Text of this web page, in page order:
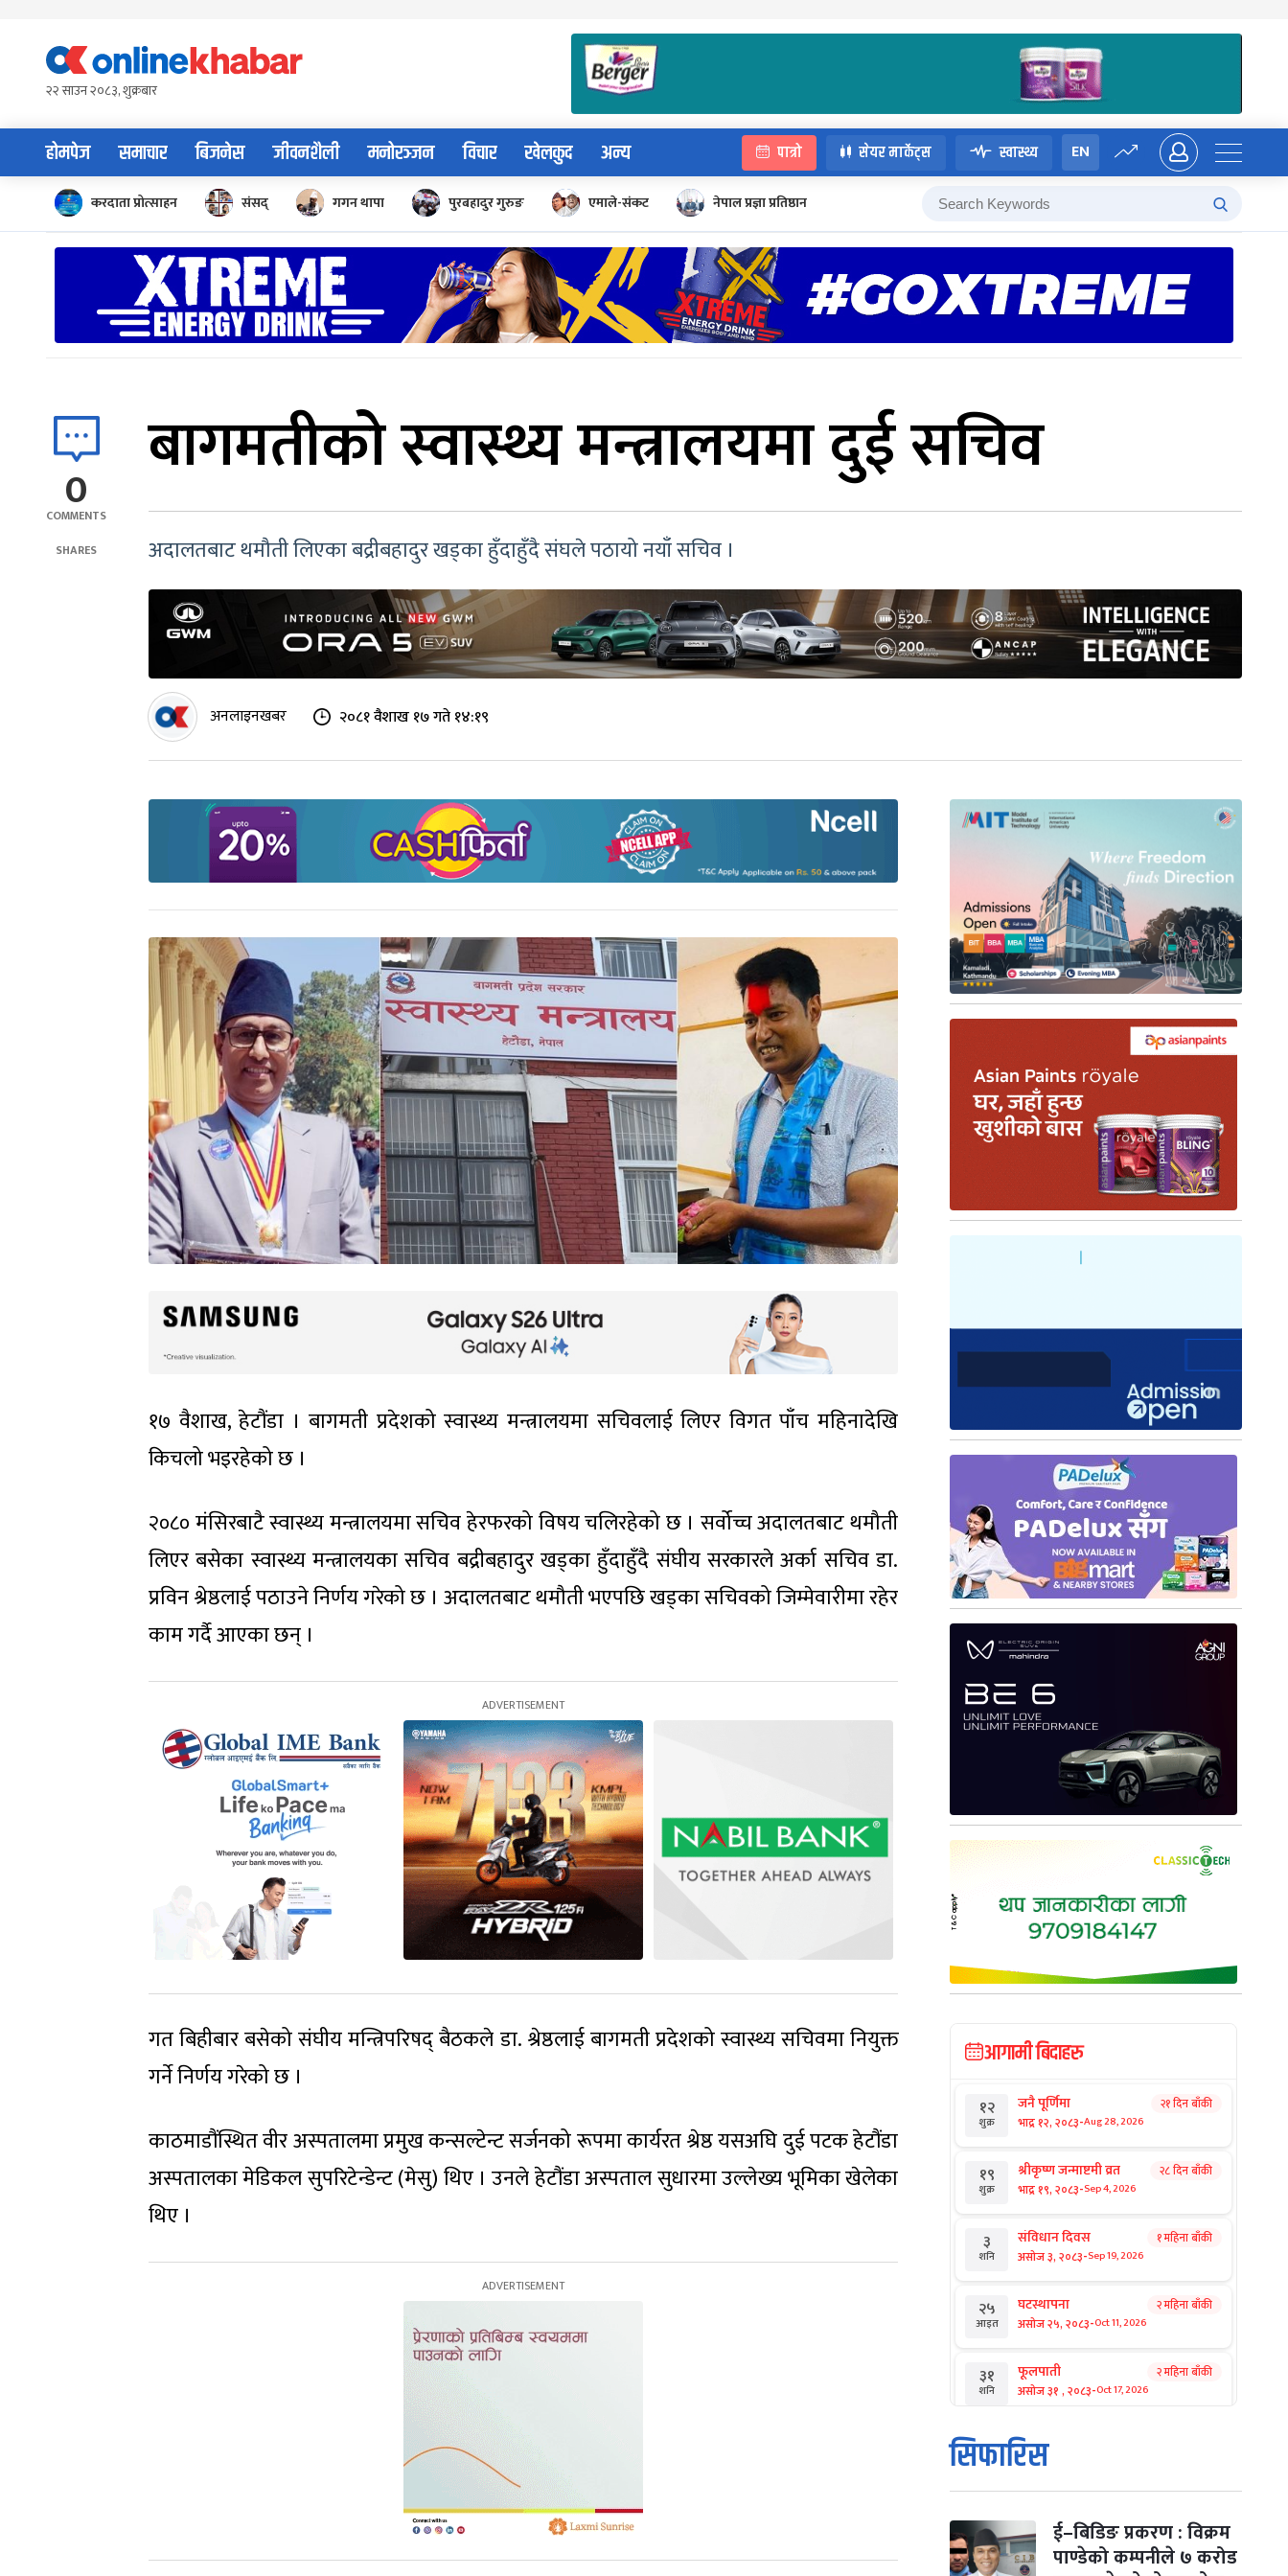
content२२ साउन २०८३, शुक्रबार
होमपेज समाचार बिजनेस जीवनशैली मनोरञ्जन विचार खेलकुद अन्य पात्रो सेयर मार्केट्स स्वास्थ्य EN
करदाता प्रोत्साहन संसद् गगन थापा पुरबहादुर गुरुङ एमाले-संकट नेपाल प्रज्ञा प्रतिष्ठान
0
COMMENTS
SHARES
बागमतीको स्वास्थ्य मन्त्रालयमा दुई सचिव
अदालतबाट थमौती लिएका बद्रीबहादुर खड्का हुँदाहुँदै संघले पठायो नयाँ सचिव ।
अनलाइनखबर २०८१ वैशाख १७ गते १४:१९
१७ वैशाख, हेटौंडा । बागमती प्रदेशको स्वास्थ्य मन्त्रालयमा सचिवलाई लिएर विगत पाँच महिनादेखि
किचलो भइरहेको छ ।
२०८० मंसिरबाटै स्वास्थ्य मन्त्रालयमा सचिव हेरफरको विषय चलिरहेको छ । सर्वोच्च अदालतबाट थमौती
लिएर बसेका स्वास्थ्य मन्त्रालयका सचिव बद्रीबहादुर खड्का हुँदाहुँदै संघीय सरकारले अर्का सचिव डा.
प्रविन श्रेष्ठलाई पठाउने निर्णय गरेको छ । अदालतबाट थमौती भएपछि खड्का सचिवको जिम्मेवारीमा रहेर
काम गर्दै आएका छन् ।
गत बिहीबार बसेको संघीय मन्त्रिपरिषद् बैठकले डा. श्रेष्ठलाई बागमती प्रदेशको स्वास्थ्य सचिवमा नियुक्त
गर्ने निर्णय गरेको छ ।
काठमाडौंस्थित वीर अस्पतालमा प्रमुख कन्सल्टेन्ट सर्जनको रूपमा कार्यरत श्रेष्ठ यसअघि दुई पटक हेटौंडा
अस्पतालका मेडिकल सुपरिटेन्डेन्ट (मेसु) थिए । उनले हेटौंडा अस्पताल सुधारमा उल्लेख्य भूमिका खेलेका
थिए ।
आगामी बिदाहरु
१२
शुक्र
जनै पूर्णिमा
भाद्र १२, २०८३-Aug 28, 2026
२१ दिन बाँकी
१९
शुक्र
श्रीकृष्ण जन्माष्टमी व्रत
भाद्र १९, २०८३-Sep 4, 2026
२८ दिन बाँकी
३
शनि
संविधान दिवस
असोज ३, २०८३-Sep 19, 2026
१ महिना बाँकी
२५
आइत
घटस्थापना
असोज २५, २०८३-Oct 11, 2026
२ महिना बाँकी
३१
शनि
फूलपाती
असोज ३१ , २०८३-Oct 17, 2026
२ महिना बाँकी
१
आइत
कार्तिक सङ्क्रान्ति
कार्तिक १, २०८३
मंगल कार्तिक ३, २०८३-Oct 20, 2026
सिफारिस
ई–बिडिङ प्रकरण : विक्रम
पाण्डेको कम्पनीले ७ करोड